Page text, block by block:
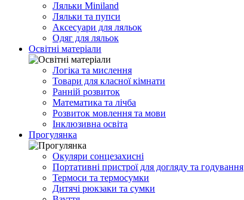
Ляльки Miniland
Ляльки та пупси
Аксесуари для ляльок
Одяг для ляльок
Освітні матеріали
Логіка та мислення
Товари для класної кімнати
Ранній розвиток
Математика та лічба
Розвиток мовлення та мови
Інклюзивна освіта
Прогулянка
Окуляри сонцезахисні
Портативні пристрої для догляду та годування
Термоси та термосумки
Дитячі рюкзаки та сумки